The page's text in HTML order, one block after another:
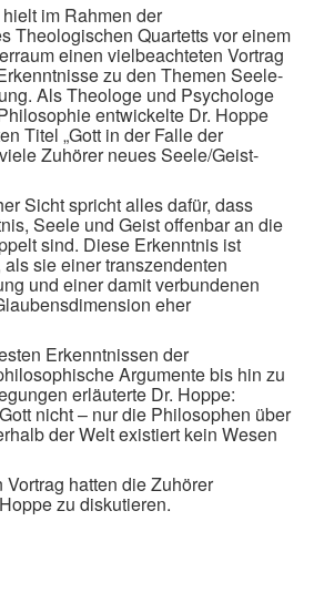
im Rahmen der
Theologischen Quartetts vor einem
einen vielbeachteten Vortrag
zu den Themen Seele-
Als Theologe und Psychologe
entwickelte Dr. Hoppe
Titel „Gott in der Falle der
Zuhörer neues Seele/Geist-
Sicht spricht alles dafür, dass
Seele und Geist offenbar an die
sind. Diese Erkenntnis ist
sie einer transzendenten
und einer damit verbundenen
eher
Erkenntnissen der
Argumente bis hin zu
erläuterte Dr. Hoppe:
nicht – nur die Philosophen über
der Welt existiert kein Wesen
hatten die Zuhörer
zu diskutieren.